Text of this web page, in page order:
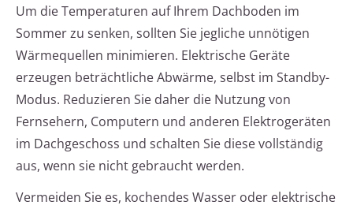
Um die Temperaturen auf Ihrem Dachboden im
Sommer zu senken, sollten Sie jegliche unnötigen
Wärmequellen minimieren. Elektrische Geräte
erzeugen beträchtliche Abwärme, selbst im Standby-
Modus. Reduzieren Sie daher die Nutzung von
Fernsehern, Computern und anderen Elektrogeräten
im Dachgeschoss und schalten Sie diese vollständig
aus, wenn sie nicht gebraucht werden.
Vermeiden Sie es, kochendes Wasser oder elektrische